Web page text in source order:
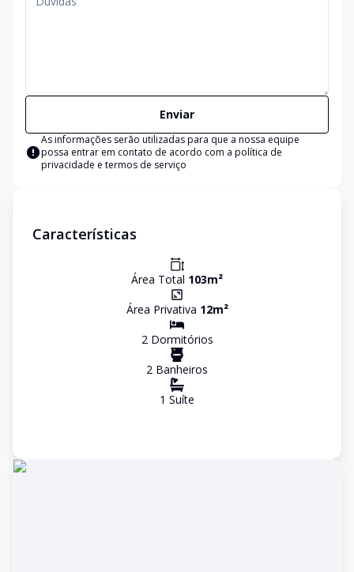
Enviar
As informações serão utilizadas para que a nossa equipe
possa entrar em contato de acordo com a política de
privacidade e termos de serviço
Características
Área Total 103m²
Área Privativa 12m²
2Dormitórios
2 Banheiros
1 Suíte